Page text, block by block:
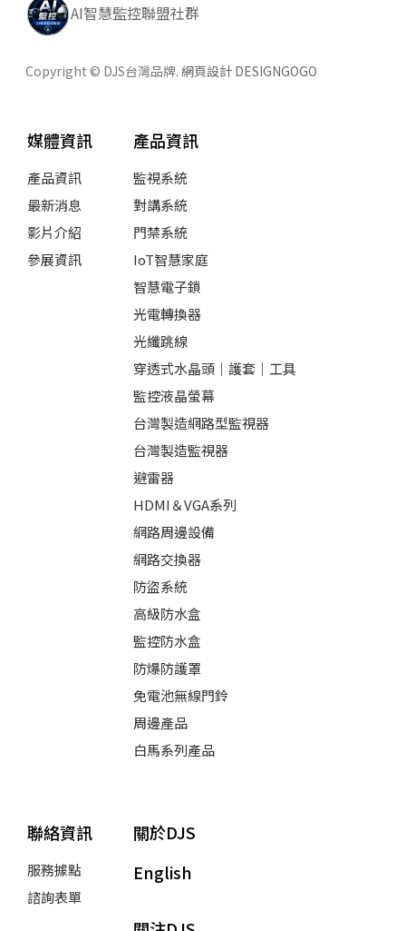
AI智慧監控聯盟社群
Copyright © DJS台灣品牌. 網頁設計 DESIGNGOGO
媒體資訊
產品資訊
最新消息
影片介紹
參展資訊
產品資訊
監視系統
對講系統
門禁系統
IoT智慧家庭
智慧電子鎖
光電轉換器
光纖跳線
穿透式水晶頭｜護套｜工具
監控液晶螢幕
台灣製造網路型監視器
台灣製造監視器
避雷器
HDMI＆VGA系列
網路周邊設備
網路交換器
防盜系統
高級防水盒
監控防水盒
防爆防護罩
免電池無線門鈴
周邊產品
白馬系列產品
聯絡資訊
服務據點
諮詢表單
關於DJS
English